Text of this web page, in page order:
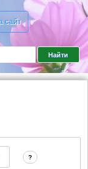
сайт
?